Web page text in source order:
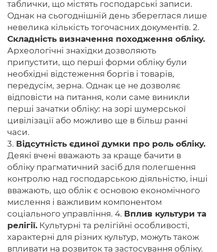
таблички, що містять господарські записи.
Однак на сьогоднішній день збереглася лише
невелика кількість тогочасних документів. 2.
Складність визначення походження обліку.
Археологічні знахідки дозволяють
припустити, що перші форми обліку були
необхідні відстеження боргів і товарів,
передусім, зерна. Однак це не дозволяє
відповісти на питання, коли саме виникли
перші зачатки обліку: на зорі шумерської
цивілізації або можливо ще в більш ранні
часи.
3. Відсутність єдиної думки про роль обліку.
Деякі вчені вважають за краще бачити в
обліку прагматичний засіб для полегшення
контролю над господарською діяльністю, інші
вважають, що облік є основою економічного
мислення і важливим компонентом
соціального управління. 4. Вплив культури та
релігії. Культурні та релігійні особливості,
характерні для різних культур, можуть також
впливати на розвиток та застосування обліку.